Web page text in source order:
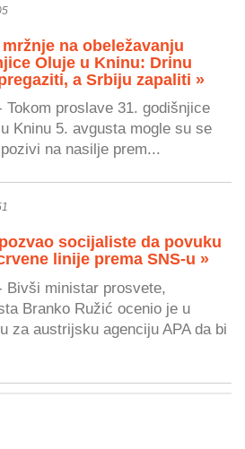
na obeležavanju
Oluje u Kninu: Drinu
a Srbiju zapaliti »
Tokom proslave 31. godišnjice
Kninu 5. avgusta mogle su se
na nasilje prem...
socijaliste da povuku
linije prema SNS-u »
Bivši ministar prosvete,
Branko Ružić ocenio je u
za austrijsku agenciju APA da bi